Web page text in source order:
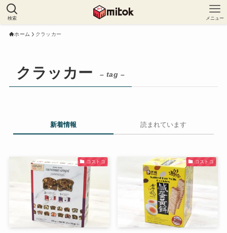
検索 メニュー
ホーム クラッカー
クラッカー – tag –
新着情報 読まれています
コストコ コストコ